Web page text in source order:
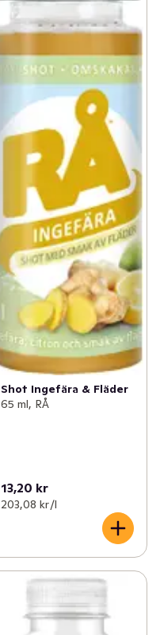
Shot Ingefära & Fläder
65 ml, RÅ
13,20 kr
203,08 kr /l